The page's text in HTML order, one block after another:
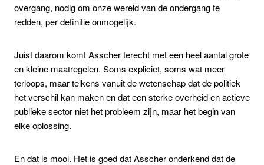
overgang, nodig om onze wereld van de ondergang te
redden, per definitie onmogelijk.
Juist daarom komt Asscher terecht met een heel aantal grote
en kleine maatregelen. Soms expliciet, soms wat meer
terloops, maar telkens vanuit de wetenschap dat de politiek
het verschil kan maken en dat een sterke overheid en actieve
publieke sector niet het probleem zijn, maar het begin van
elke oplossing.
En dat is mooi. Het is goed dat Asscher onderkend dat de